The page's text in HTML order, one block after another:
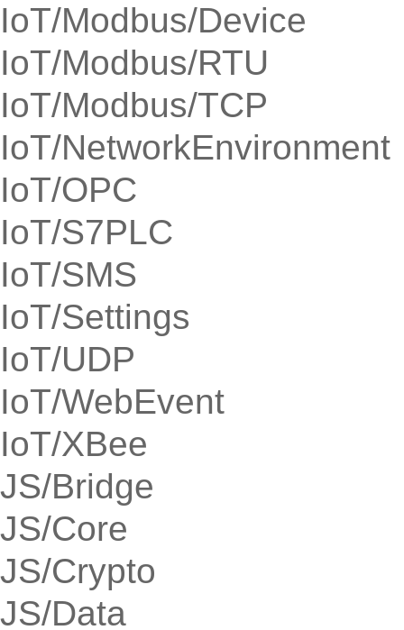
IoT/Modbus/Device
IoT/Modbus/RTU
IoT/Modbus/TCP
IoT/NetworkEnvironment
IoT/OPC
IoT/S7PLC
IoT/SMS
IoT/Settings
IoT/UDP
IoT/WebEvent
IoT/XBee
JS/Bridge
JS/Core
JS/Crypto
JS/Data